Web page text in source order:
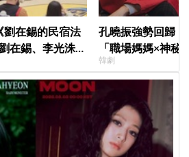
劉在錫的民宿法
在錫、李光洙、
孔曉振強勢回歸
「職場媽媽×神秘
鄭準元展開反差夫
韓劇